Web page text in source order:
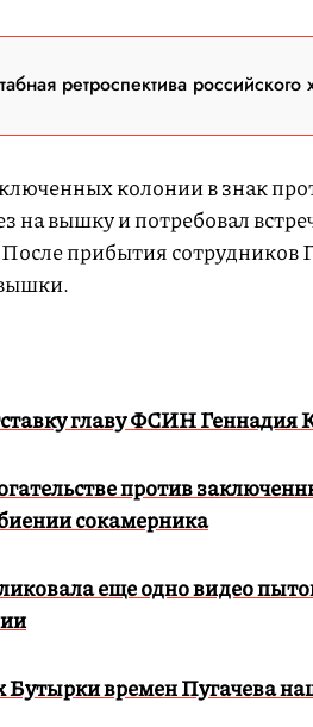
ретроспектива
колонии в знак
на вышку и потребовал
После прибытия
главу ФСИН Геннадия
против
сокамерника
еще одно видео
времен Пугачева